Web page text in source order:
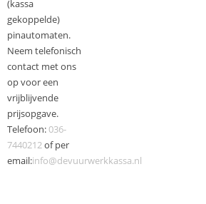
(kassa
gekoppelde)
pinautomaten.
Neem telefonisch
contact met ons
op voor een
vrijblijvende
prijsopgave.
Telefoon: 036-
7440212 of per
email:info@devuurwerkkassa.nl